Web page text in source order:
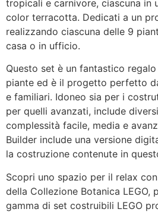
tropicali e carnivore, ciascuna in
color terracotta. Dedicati a un
realizzando ciascuna delle 9
casa o in ufficio.
Questo set è un fantastico
piante ed è il progetto perfetto
e familiari. Idoneo sia per i
per quelli avanzati, include
complessità facile, media e
Builder include una versione
la costruzione contenute in
Scopri uno spazio per il relax
della Collezione Botanica LEGO,
gamma di set costruibili LEGO